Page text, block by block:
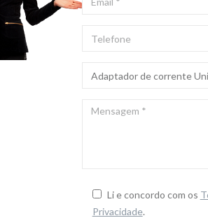
*
Li e concordo com os
Privacidade.